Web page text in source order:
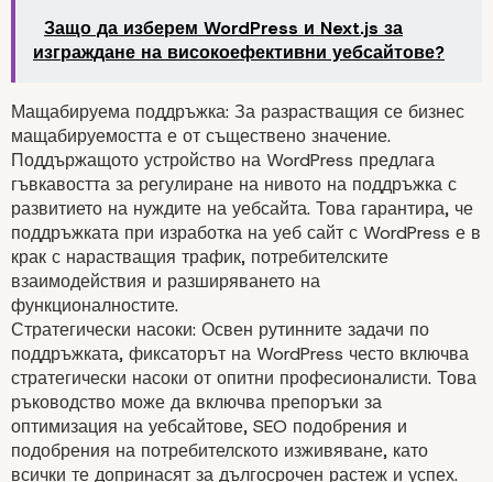
Специализирани
за мащабируем
Защо да изберем WordPress и Next.js за
изграждане на високоефективни уебсайтове?
Мащабируема поддръжка: За разрастващия се бизнес
мащабируемостта е от съществено значение.
Поддържащото устройство на WordPress предлага
гъвкавостта за регулиране на нивото на поддръжка с
развитието на нуждите на уебсайта. Това гарантира, че
поддръжката при изработка на уеб сайт с WordPress е в
крак с нарастващия трафик, потребителските
взаимодействия и разширяването на
функционалностите.
Стратегически насоки: Освен рутинните задачи по
поддръжката, фиксаторът на WordPress често включва
стратегически насоки от опитни професионалисти. Това
ръководство може да включва препоръки за
оптимизация на уебсайтове, SEO подобрения и
подобрения на потребителското изживяване, като
всички те допринасят за дългосрочен растеж и успех.